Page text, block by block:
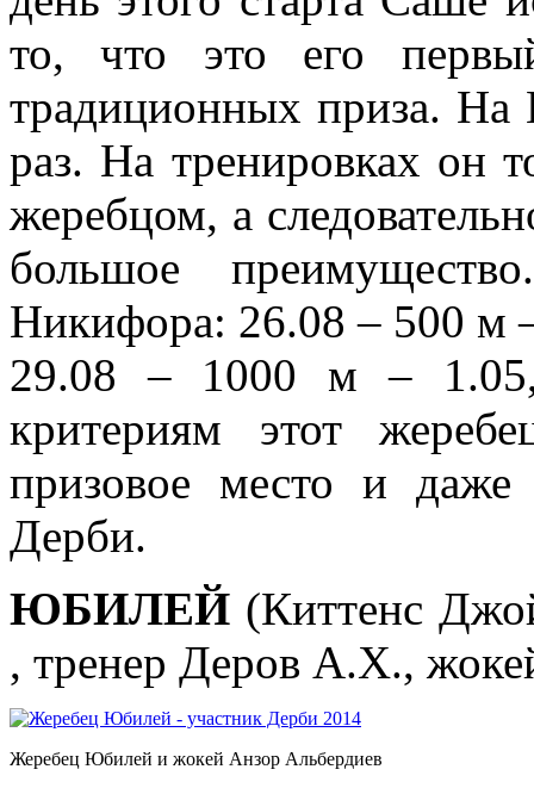
то, что это его
традиционных приза. На
раз. На тренировках он
жеребцом, а
большое
Никифора: 26.08 – 500 м
29.08 – 1000 м –
критериям этот
призовое место и
Дерби.
ЮБИЛЕЙ (Киттенс
, тренер Деров А.Х.,
Жеребец Юбилей и жокей Анзор Альбердиев